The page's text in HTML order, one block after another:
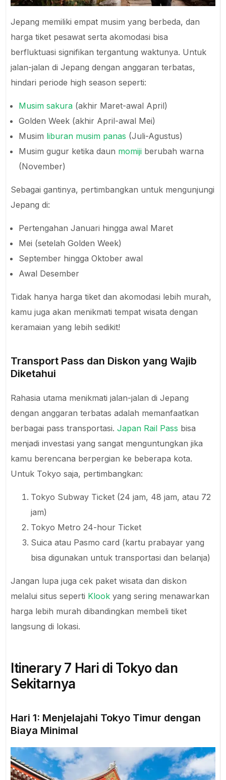
Jepang memiliki empat musim yang berbeda, dan
harga tiket pesawat serta akomodasi bisa
berfluktuasi signifikan tergantung waktunya. Untuk
jalan-jalan di Jepang dengan anggaran terbatas,
hindari periode high season seperti:
Musim sakura (akhir Maret-awal April)
Golden Week (akhir April-awal Mei)
Musim liburan musim panas (Juli-Agustus)
Musim gugur ketika daun momiji berubah warna
(November)
Sebagai gantinya, pertimbangkan untuk mengunjungi
Jepang di:
Pertengahan Januari hingga awal Maret
Mei (setelah Golden Week)
September hingga Oktober awal
Awal Desember
Tidak hanya harga tiket dan akomodasi lebih murah,
kamu juga akan menikmati tempat wisata dengan
keramaian yang lebih sedikit!
Transport Pass dan Diskon yang Wajib
Diketahui
Rahasia utama menikmati jalan-jalan di Jepang
dengan anggaran terbatas adalah memanfaatkan
berbagai pass transportasi.Japan Rail Pass bisa
menjadi investasi yang sangat menguntungkan jika
kamu berencana berpergian ke beberapa kota.
Untuk Tokyo saja, pertimbangkan:
Tokyo Subway Ticket (24 jam, 48 jam, atau 72
jam)
Tokyo Metro 24-hour Ticket
Suica atau Pasmo card (kartu prabayar yang
bisa digunakan untuk transportasi dan belanja)
Jangan lupa juga cek paket wisata dan diskon
melalui situs seperti Klook yang sering menawarkan
harga lebih murah dibandingkan membeli tiket
langsung di lokasi.
Itinerary 7 Hari di Tokyo dan
Sekitarnya
Hari 1: Menjelajahi Tokyo Timur dengan
Biaya Minimal